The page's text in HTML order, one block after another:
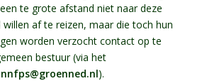
te grote afstand niet naar deze
willen af te reizen, maar die toch hun
worden verzocht contact op te
bestuur (via het
nnfps@groenned.nl).